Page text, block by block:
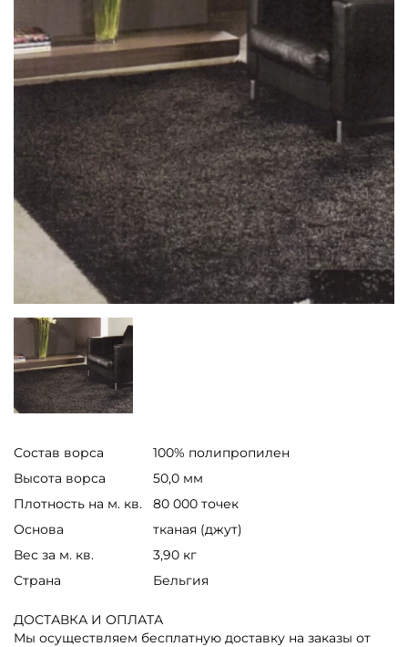
Состав ворса
100% полипропилен
Высота ворса
50,0 мм
Плотность на м. кв.
80 000 точек
Основа
тканая (джут)
Вес за м. кв.
3,90 кг
Страна
Бельгия
ДОСТАВКА И ОПЛАТА
Мы осуществляем бесплатную доставку на заказы от